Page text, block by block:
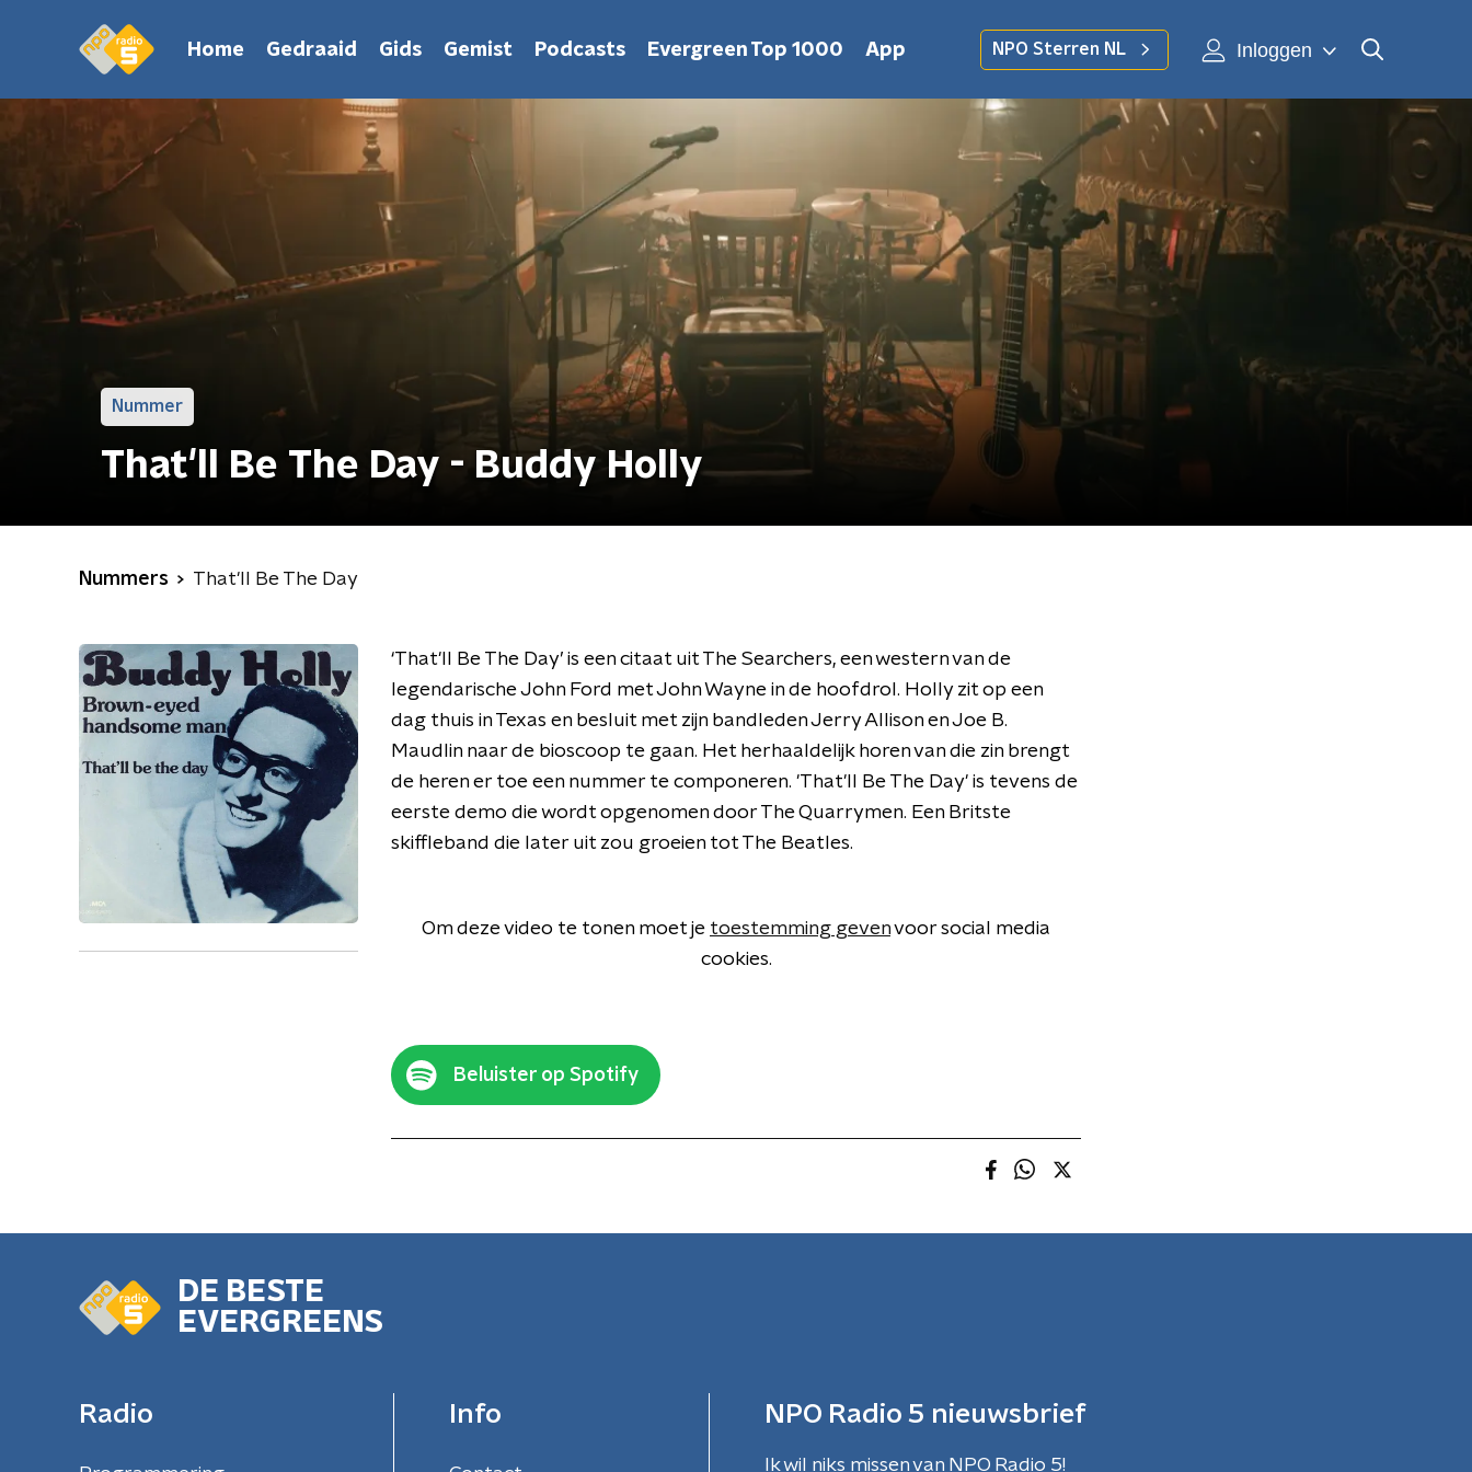
Home Gedraaid Gids Gemist Podcasts Evergreen Top 1000 App NPO Sterren NL Inloggen
Nummer
That'll Be The Day - Buddy Holly
Nummers That'll Be The Day
‘That'll Be The Day’ is een citaat uit The Searchers, een western van de
legendarische John Ford met John Wayne in de hoofdrol. Holly zit op een
dag thuis in Texas en besluit met zijn bandleden Jerry Allison en Joe B.
Maudlin naar de bioscoop te gaan. Het herhaaldelijk horen van die zin brengt
de heren er toe een nummer te componeren. 'That'll Be The Day' is tevens de
eerste demo die wordt opgenomen door The Quarrymen. Een Britste
skiffleband die later uit zou groeien tot The Beatles.
Om deze video te tonen moet je toestemming gevenvoor social media
cookies.
Beluister op Spotify
DE BESTE
EVERGREENS
Radio Info NPO Radio 5 nieuwsbrief
Ik wil niks missen van NPO Radio 5!